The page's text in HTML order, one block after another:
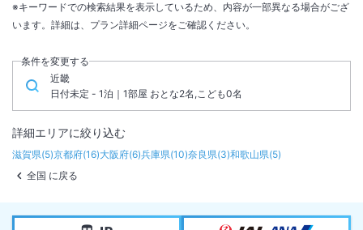
※キーワードでの検索結果を表示しているため、内容が一部異なる場合がござ
います。詳細は、プラン詳細ページをご確認ください。
条件を変更する
近畿
日付未定 - 1泊｜1部屋 おとな2名,こども0名
詳細エリアに絞り込む
滋賀県(5)京都府(16)大阪府(6)兵庫県(10)奈良県(3)和歌山県(5)
全国 に戻る